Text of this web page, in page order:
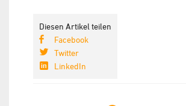
Diesen Artikel teilen
Facebook
Twitter
LinkedIn